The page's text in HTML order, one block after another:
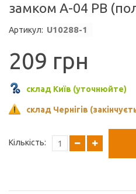
замком A-04 PB
Артикул: U10288-1
209 грн
склад Київ (уточнюйте)
склад Чернігів
Кількість: